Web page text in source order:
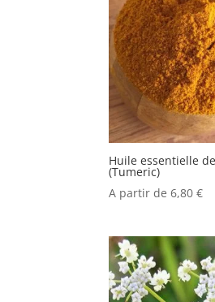
Huile essentielle
(Tumeric)
A partir de6,80€